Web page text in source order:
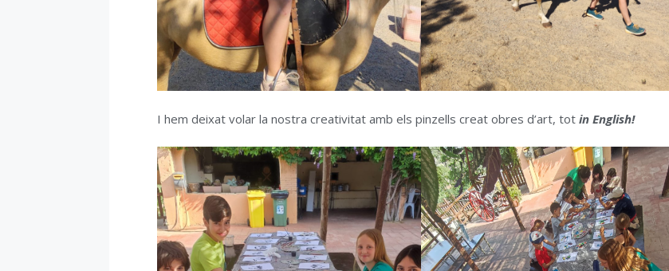
I hem deixat volar la nostra creativitat amb els pinzells creat obres d’art, tot in English!